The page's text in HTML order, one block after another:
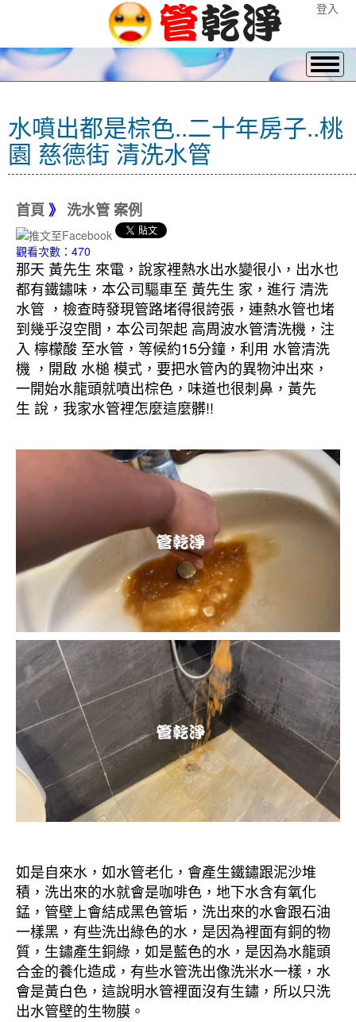
登入
水噴出都是棕色..二十年房子..桃
園 慈德街 清洗水管
首頁 》 洗水管 案例
觀看次數：470
那天 黃先生 來電，說家裡熱水出水變很小，出水也
都有鐵鏽味，本公司驅車至 黃先生 家，進行 清洗
水管 ，檢查時發現管路堵得很誇張，連熱水管也堵
到幾乎沒空間，本公司架起 高周波水管清洗機，注
入 檸檬酸 至水管，等候約15分鐘，利用 水管清洗
機 ，開啟 水槌 模式，要把水管內的異物沖出來，
一開始水龍頭就噴出棕色，味道也很刺鼻，黃先
生 說，我家水管裡怎麼這麼髒!!
如是自來水，如水管老化，會產生鐵鏽跟泥沙堆
積，洗出來的水就會是咖啡色，地下水含有氧化
錳，管壁上會結成黑色管垢，洗出來的水會跟石油
一樣黑，有些洗出綠色的水，是因為裡面有銅的物
質，生鏽產生銅綠，如是藍色的水，是因為水龍頭
合金的養化造成，有些水管洗出像洗米水一樣，水
會是黃白色，這說明水管裡面沒有生鏽，所以只洗
出水管壁的生物膜。